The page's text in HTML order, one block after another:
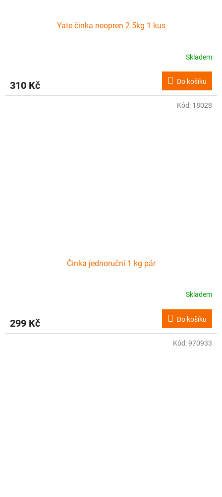
Yate činka neopren 2.5kg 1 kus
Skladem
310 Kč Do košíku
Činka jednoruční 1 kg pár
Skladem
299 Kč Do košíku
Kód: 18028
Kód:970933